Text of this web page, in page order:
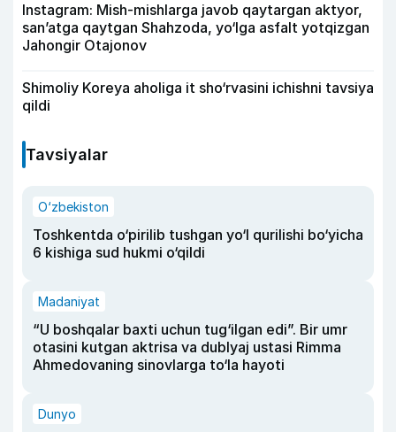
Instagram: Mish-mishlarga javob qaytargan aktyor,
san’atga qaytgan Shahzoda, yo‘lga asfalt yotqizgan
Jahongir Otajonov
Shimoliy Koreya aholiga it sho‘rvasini ichishni tavsiya
qildi
Tavsiyalar
O‘zbekiston
Toshkentda o‘pirilib tushgan yo‘l qurilishi bo‘yicha
6 kishiga sud hukmi o‘qildi
Madaniyat
“U boshqalar baxti uchun tug‘ilgan edi”. Bir umr
otasini kutgan aktrisa va dublyaj ustasi Rimma
Ahmedovaning sinovlarga to‘la hayoti
Dunyo